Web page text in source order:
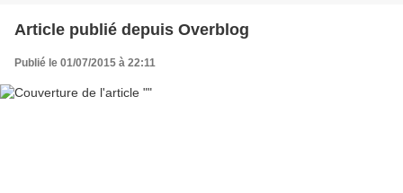
Article publié depuis Overblog
Publié le 01/07/2015 à 22:11